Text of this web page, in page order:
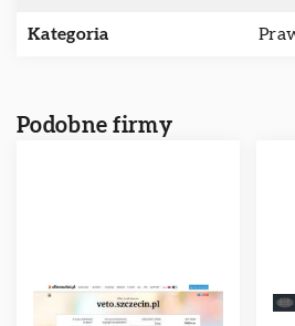
Kategoria
Podobne firmy